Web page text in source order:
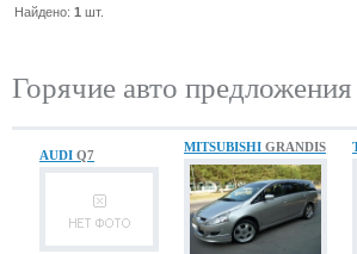
Найдено:1 шт.
Горячие авто предложения
AUDI Q7
MITSUBISHI GRANDIS